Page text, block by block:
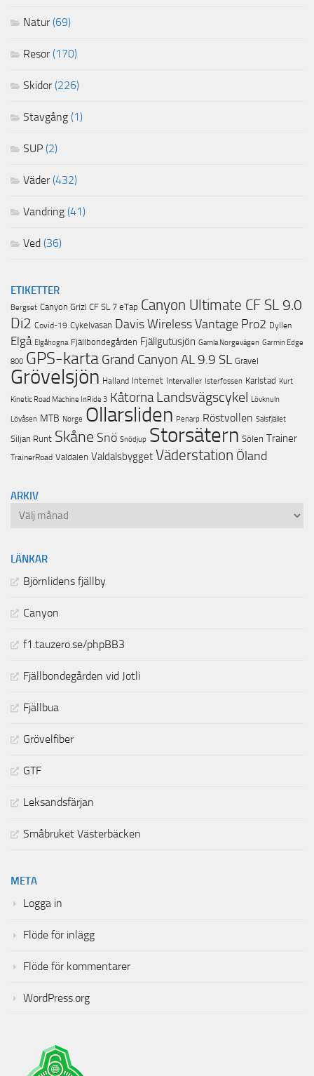
Natur(69)
Resor(170)
Skidor(226)
Stavgång (1)
SUP (2)
Väder(432)
Vandring (41)
Ved (36)
ETIKETTER
Bergset Canyon Grizl CF SL 7 eTap Canyon Ultimate CF SL 9.0
Di2 Covid-19 Cykelvasan Davis Wireless Vantage Pro2 Dyllen
Elgå Elgåhogna Fjällbondegården Fjällgutusjön Gamla Norgevägen Garmin Edge
800 GPS-karta Grand Canyon AL 9.9 SL Gravel
Grövelsjön Halland Internet Intervaller Isterfossen Karlstad Kurt
Kinetic Road Machine InRide 3 Kåtorna Landsvägscykel Lövknuln
Lövåsen MTB Norge Ollarsliden Penarp Röstvollen Salsfjället
Siljan Runt Skåne Snö Snödjup Storsätern Sölen Trainer
TrainerRoad Valdalen Valdalsbygget Väderstation Öland
ARKIV
Arkiv
LÄNKAR
Björnlidens fjällby
Canyon
f1.tauzero.se/phpBB3
Fjällbondegården vid Jotli
Fjällbua
Grövelfiber
GTF
Leksandsfärjan
Småbruket Västerbäcken
META
Logga in
Flöde för inlägg
Flöde för kommentarer
WordPress.org